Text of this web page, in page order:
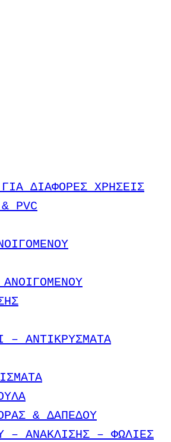
ΔΙΑΦΟΡΕΣ ΧΡΗΣΕΙΣ
PVC
– ΑΝΤΙΚΡΥΣΜΑΤΑ
& ΔΑΠΕΔΟΥ
– ΑΝΑΚΛΙΣΗΣ – ΦΩΛΙΕΣ